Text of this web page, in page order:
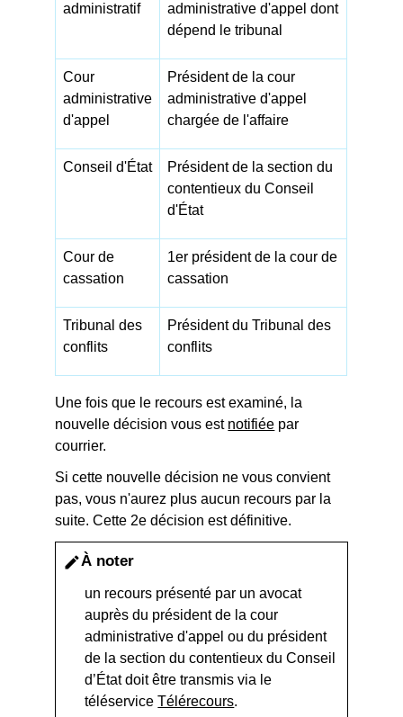
administratif
administrative d'appel dont
dépend le tribunal
Cour
administrative
d'appel
Président de la cour
administrative d'appel
chargée de l'affaire
Conseil d'État
Président de la section du
contentieux du Conseil
d'État
Cour de
cassation
1er président de la cour de
cassation
Tribunal des
conflits
Président du Tribunal des
conflits
Une fois que le recours est examiné, la
nouvelle décision vous est notifiée par
courrier.
Si cette nouvelle décision ne vous convient
pas, vous n'aurez plus aucun recours par la
suite. Cette 2e décision est définitive.
editÀ noter
un recours présenté par un avocat
auprès du président de la cour
administrative d'appel ou du président
de la section du contentieux du Conseil
d’État doit être transmis via le
téléserviceTélérecours.